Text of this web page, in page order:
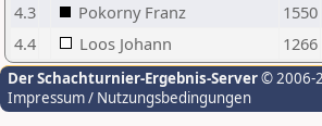
4.3
Pokorny Franz 1550
4.4
Loos Johann 1266
Der Schachturnier-Ergebnis-Server© 2006-
Impressum / Nutzungsbedingungen